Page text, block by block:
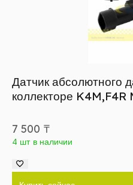
Датчик абсолютного
коллекторе K4M,F4R
7 500 ₸
4 шт в наличии